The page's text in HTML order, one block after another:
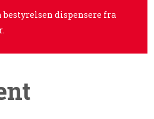
dispensere fra